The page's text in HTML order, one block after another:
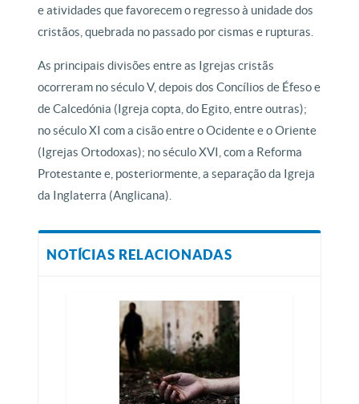
e atividades que favorecem o regresso à unidade dos
cristãos, quebrada no passado por cismas e rupturas.
As principais divisões entre as Igrejas cristãs
ocorreram no século V, depois dos Concílios de Éfeso e
de Calcedónia (Igreja copta, do Egito, entre outras);
no século XI com a cisão entre o Ocidente e o Oriente
(Igrejas Ortodoxas); no século XVI, com a Reforma
Protestante e, posteriormente, a separação da Igreja
da Inglaterra (Anglicana).
NOTÍCIAS RELACIONADAS